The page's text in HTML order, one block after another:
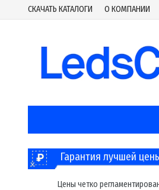
СКАЧАТЬ КАТАЛОГИ О КОМПАНИИ
Гарантия лучшей
Цены четко